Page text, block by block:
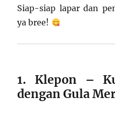
Siap-siap lapar dan
ya bree!
1. Klepon –
dengan Gula